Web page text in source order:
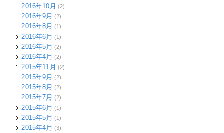
2016年10月 (2)
2016年9月 (2)
2016年8月 (1)
2016年6月 (1)
2016年5月 (2)
2016年4月 (2)
2015年11月 (2)
2015年9月 (2)
2015年8月 (2)
2015年7月 (2)
2015年6月 (1)
2015年5月 (1)
2015年4月 (3)